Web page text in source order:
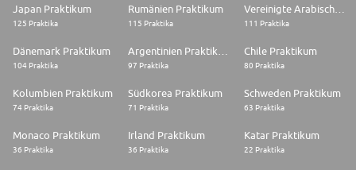
Japan Praktikum
125 Praktika
Rumänien Praktikum
115 Praktika
Vereinigte Arabische Emirate Praktikum
111 Praktika
Dänemark Praktikum
104 Praktika 97 Praktika
Chile Praktikum
80 Praktika
Kolumbien Praktikum
74 Praktika
Südkorea Praktikum
71 Praktika
Schweden Praktikum
63 Praktika
Monaco Praktikum
36 Praktika
Irland Praktikum
36 Praktika
Katar Praktikum
22 Praktika